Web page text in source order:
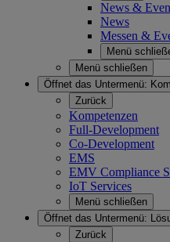
News &
News
Messen &
Menü
Menü schließen
Öffnet das Untermenü:
Zurück
Kompetenzen
Full-Development
Co-Development
EMS
EMV Compliance
IoT Services
Menü schließen
Öffnet das Untermenü:
Zurück